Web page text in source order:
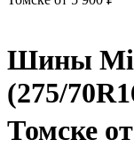
Шины
(275/
Томске